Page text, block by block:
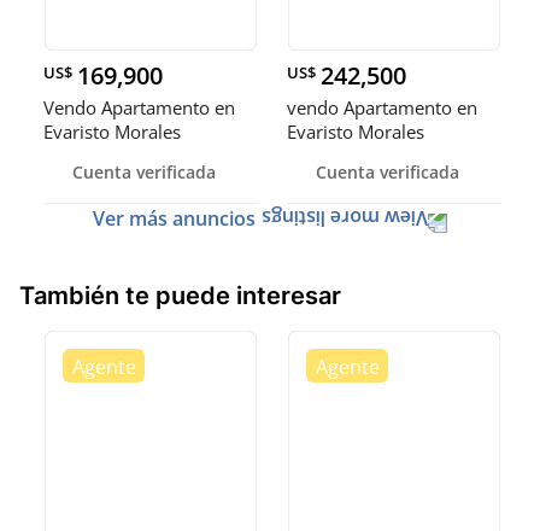
US$ 169,900
Vendo Apartamento en
Evaristo Morales
Cuenta verificada
US$ 242,500
vendo Apartamento en
Evaristo Morales
Cuenta verificada
Ver más anuncios
También te puede interesar